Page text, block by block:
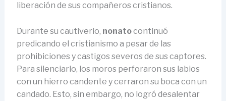
liberación de sus compañeros cristianos.
Durante su cautiverio, nonatocontinuó
predicando el cristianismo a pesar de las
prohibiciones y castigos severos de sus captores.
Para silenciarlo, los moros perforaron sus labios
con un hierro candente y cerraron su boca con un
candado. Esto, sin embargo, no logró desalentar